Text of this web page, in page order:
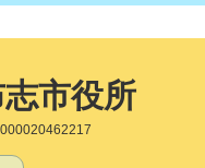
市役所